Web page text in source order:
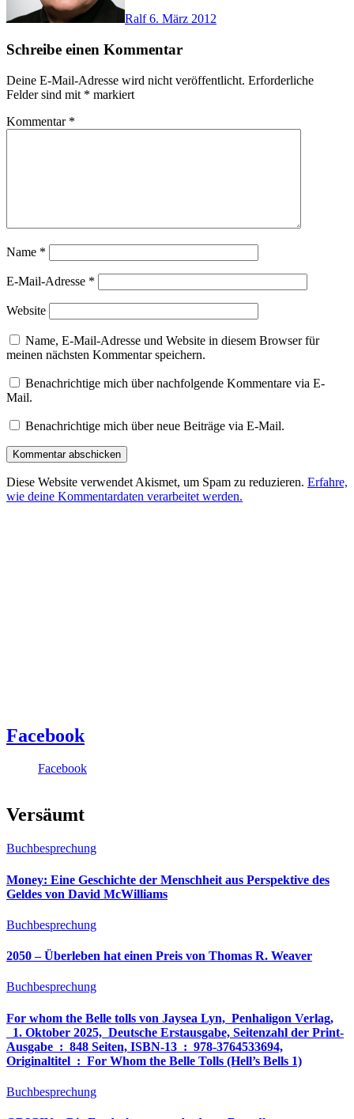
Ralf6. März 2012
Schreibe einen Kommentar
Deine E-Mail-Adresse wird nicht veröffentlicht. Erforderliche
Felder sind mit * markiert
Kommentar *
Name *
E-Mail-Adresse *
Website
Name, E-Mail-Adresse und Website in diesem Browser für
meinen nächsten Kommentar speichern.
Benachrichtige mich über nachfolgende Kommentare via E-
Mail.
Benachrichtige mich über neue Beiträge via E-Mail.
Diese Website verwendet Akismet, um Spam zu reduzieren. Erfahre,
wie deine Kommentardaten verarbeitet werden.
Facebook
Facebook
Versäumt
Buchbesprechung
Money: Eine Geschichte der Menschheit aus Perspektive des
Geldes von David McWilliams
Buchbesprechung
2050 – Überleben hat einen Preis von Thomas R. Weaver
Buchbesprechung
For whom the Belle tolls von Jaysea Lyn, ‎ Penhaligon Verlag,
‎ 1. Oktober 2025, ‎ Deutsche Erstausgabe, Seitenzahl der Print-
Ausgabe ‏ : ‎ 848 Seiten, ISBN-13 ‏ : ‎ 978-3764533694,
Originaltitel ‏ : ‎ For Whom the Belle Tolls (Hell’s Bells 1)
Buchbesprechung